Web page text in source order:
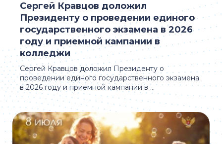
Сергей Кравцов доложил Президенту о
проведении единого государственного экзамена
в 2026 году и приемной кампании в ...
Сергей Кравцов доложил
Президенту о проведении единого
государственного экзамена в 2026
году и приемной кампании в
колледжи